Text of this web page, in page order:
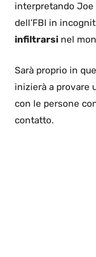
interpretando
dell’FBI in
infiltrarsi nel
Sarà proprio in
inizierà a provare
con le persone
contatto.